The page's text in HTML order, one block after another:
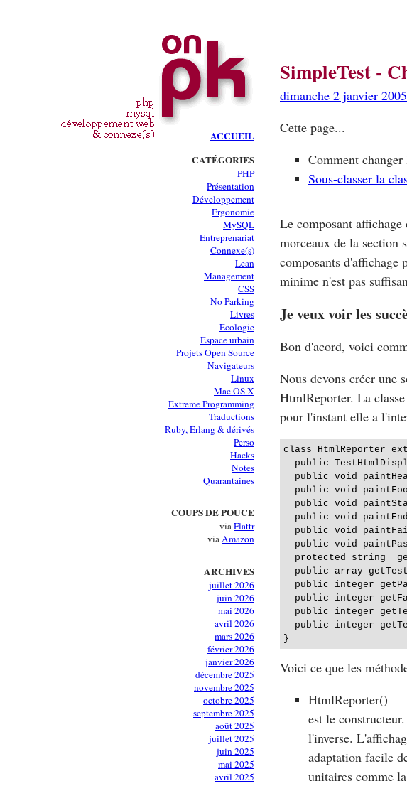
ACCUEIL
CATÉGORIES
PHP
Présentation
Développement
Ergonomie
MySQL
Entreprenariat
Connexe(s)
Lean
Management
CSS
No Parking
Livres
Ecologie
Espace urbain
Projets Open Source
Navigateurs
Linux
Mac OS X
Extreme Programming
Traductions
Ruby, Erlang & dérivés
Perso
Hacks
Notes
Quarantaines
COUPS DE POUCE
viaFlattr
viaAmazon
ARCHIVES
juillet 2026
juin 2026
mai 2026
avril 2026
mars 2026
février 2026
janvier 2026
décembre 2025
novembre 2025
octobre 2025
septembre 2025
août 2025
juillet 2025
juin 2025
mai 2025
avril 2025
SimpleTest -
dimanche 2 janvier 2005
Cette page...
Comment
Sous-classer la
Le composant
morceaux de la section
composants d'affichage
minime n'est pas
Je veux voir les
Bon d'acord, voici
Nous devons créer une
HtmlReporter. La classe
pour l'instant elle a
class HtmlReporter
public
public void
public void
public void
public void
public void
public void
protected string
public array
public integer
public integer
public integer
public integer
Voici ce que les
HtmlReporter()
est le
l'inverse.
adaptation facile
unitaires comme